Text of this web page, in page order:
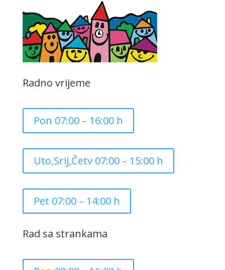
Radno vrijeme
Pon 07:00 – 16:00 h
Uto,Srij,Četv 07:00 – 15:00 h
Pet 07:00 – 14:00 h
Rad sa strankama